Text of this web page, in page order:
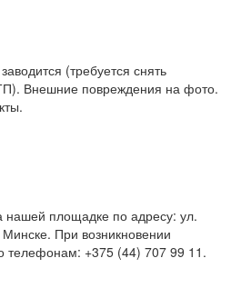
(требуется снять
Внешние повреждения на фото.
нашей площадке по адресу: ул.
При возникновении
телефонам: +375 (44) 707 99 11.